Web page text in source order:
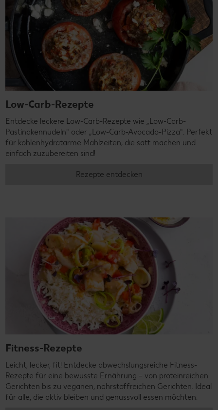
Low-Carb-Rezepte
Entdecke leckere Low-Carb-Rezepte wie „Low-Carb-
Pastinakennudeln" oder „Low-Carb-Avocado-Pizza". Perfekt
für kohlenhydratarme Mahlzeiten, die satt machen und
einfach zuzubereiten sind!
Rezepte entdecken
Fitness-Rezepte
Leicht, lecker, fit! Entdecke abwechslungsreiche Fitness-
Rezepte für eine bewusste Ernährung – von proteinreichen
Gerichten bis zu veganen, nährstoffreichen Gerichten. Ideal
für alle, die aktiv bleiben und genussvoll essen möchten.